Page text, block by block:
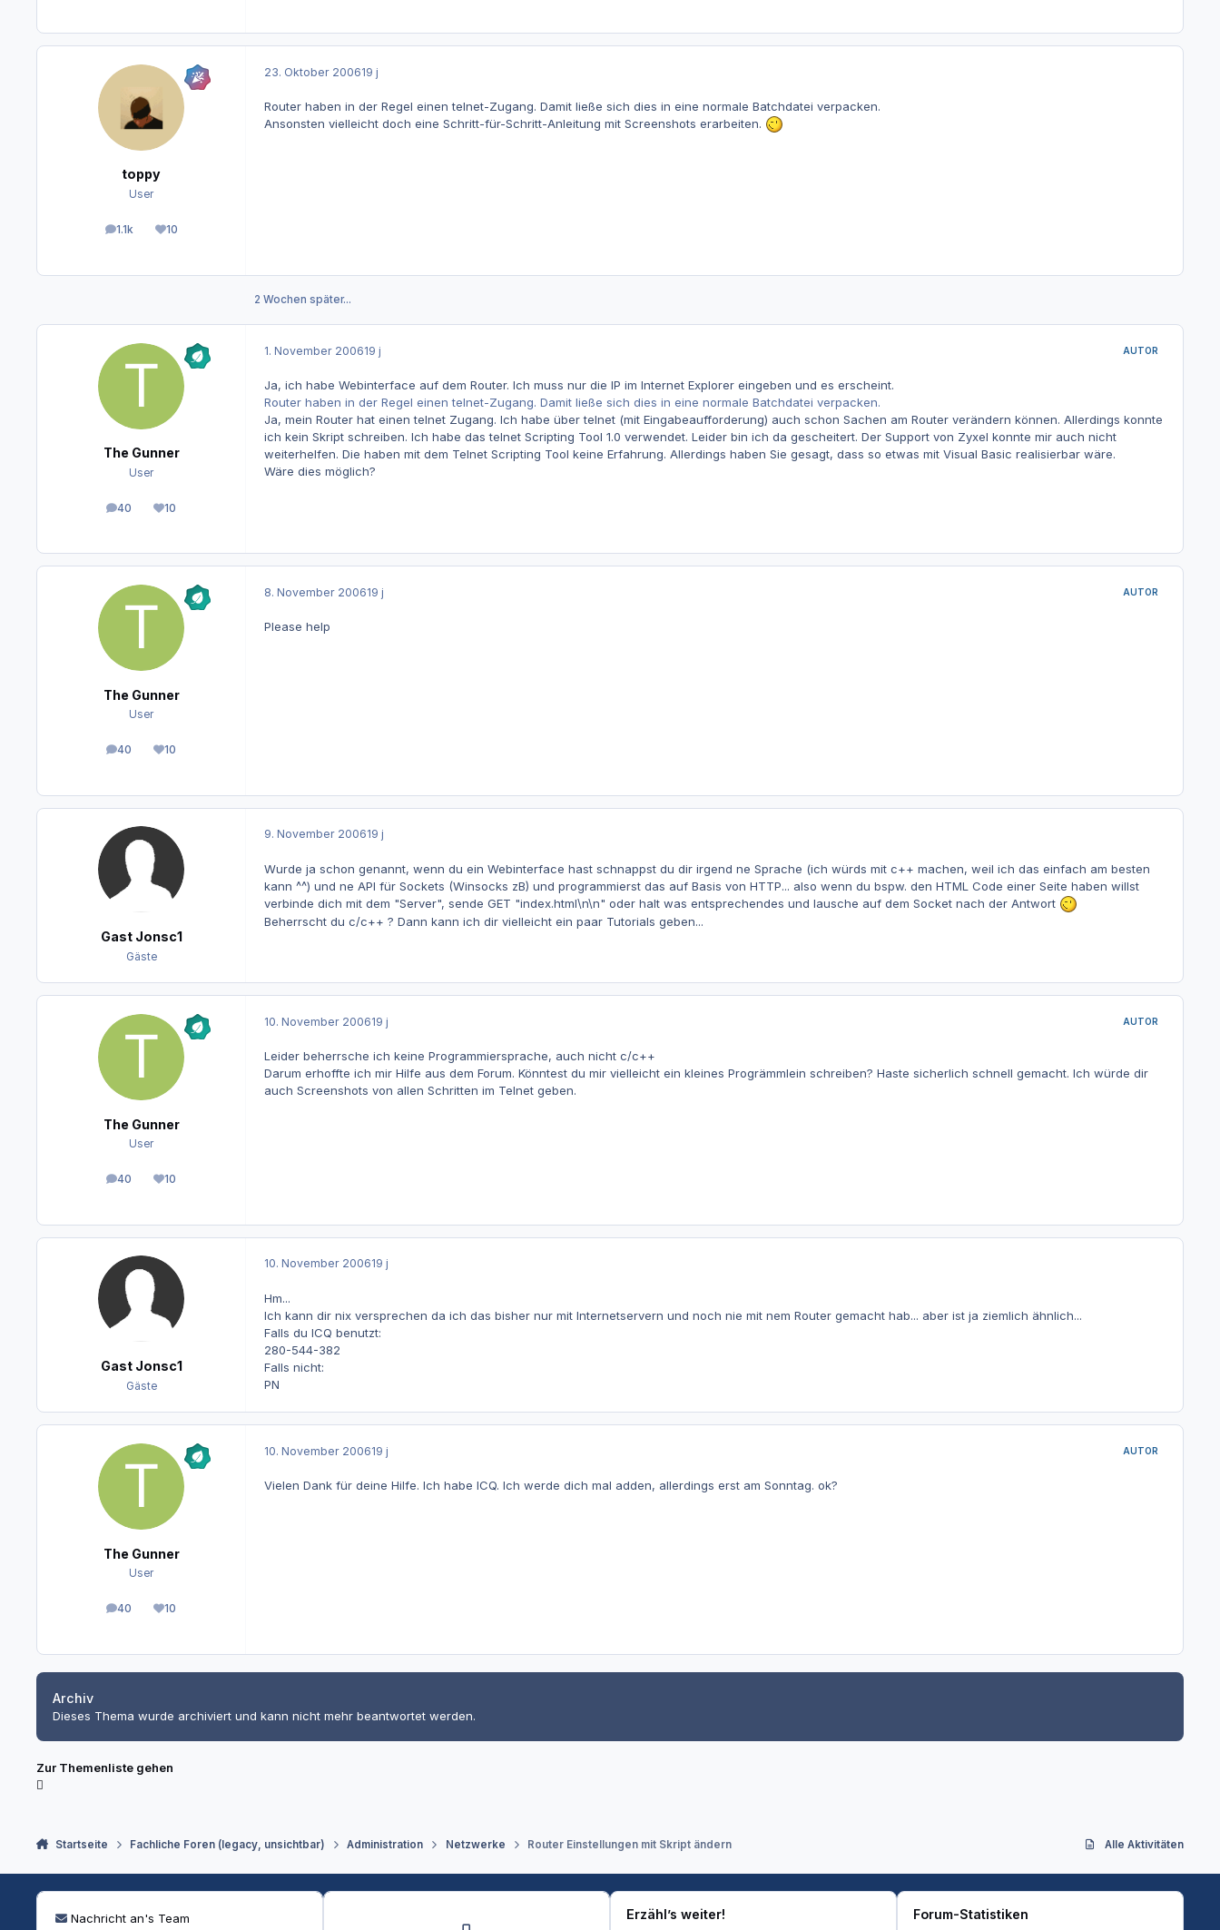
toppy
User
1.1k
Beiträge10
Reputation
23. Oktober 200619 j
Router haben in der Regel einen telnet-Zugang. Damit ließe sich dies in eine normale Batchdatei verpacken.
Ansonsten vielleicht doch eine Schritt-für-Schritt-Anleitung mit Screenshots erarbeiten.
2 Wochen später...
The Gunner
User
40
Beiträge10
Reputation
1. November 200619 j AUTOR
Ja, ich habe Webinterface auf dem Router. Ich muss nur die IP im Internet Explorer eingeben und es erscheint.
Router haben in der Regel einen telnet-Zugang. Damit ließe sich dies in eine normale Batchdatei verpacken.
Ja, mein Router hat einen telnet Zugang. Ich habe über telnet (mit Eingabeaufforderung) auch schon Sachen am Router verändern können. Allerdings konnte
ich kein Skript schreiben. Ich habe das telnet Scripting Tool 1.0 verwendet. Leider bin ich da gescheitert. Der Support von Zyxel konnte mir auch nicht
weiterhelfen. Die haben mit dem Telnet Scripting Tool keine Erfahrung. Allerdings haben Sie gesagt, dass so etwas mit Visual Basic realisierbar wäre.
Wäre dies möglich?
The Gunner
User
40
Beiträge10
Reputation
8. November 200619 j AUTOR
Please help
Gast Jonsc1
Gäste
9. November 200619 j
Wurde ja schon genannt, wenn du ein Webinterface hast schnappst du dir irgend ne Sprache (ich würds mit c++ machen, weil ich das einfach am besten
kann ^^) und ne API für Sockets (Winsocks zB) und programmierst das auf Basis von HTTP... also wenn du bspw. den HTML Code einer Seite haben willst
verbinde dich mit dem "Server", sende GET "index.html\n\n" oder halt was entsprechendes und lausche auf dem Socket nach der Antwort
Beherrscht du c/c++ ? Dann kann ich dir vielleicht ein paar Tutorials geben...
The Gunner
User
40
Beiträge10
Reputation
10. November 200619 j AUTOR
Leider beherrsche ich keine Programmiersprache, auch nicht c/c++
Darum erhoffte ich mir Hilfe aus dem Forum. Könntest du mir vielleicht ein kleines Progrämmlein schreiben? Haste sicherlich schnell gemacht. Ich würde dir
auch Screenshots von allen Schritten im Telnet geben.
Gast Jonsc1
Gäste
10. November 200619 j
Hm...
Ich kann dir nix versprechen da ich das bisher nur mit Internetservern und noch nie mit nem Router gemacht hab... aber ist ja ziemlich ähnlich...
Falls du ICQ benutzt:
280-544-382
Falls nicht:
PN
The Gunner
User
40
Beiträge10
Reputation
10. November 200619 j AUTOR
Vielen Dank für deine Hilfe. Ich habe ICQ. Ich werde dich mal adden, allerdings erst am Sonntag. ok?
Archiv
Dieses Thema wurde archiviert und kann nicht mehr beantwortet werden.
Zur Themenliste gehen
Startseite Fachliche Foren (legacy, unsichtbar) Administration Netzwerke Router Einstellungen mit Skript ändern Alle Aktivitäten
Nachricht an's Team
Erzähl’s weiter! Forum-Statistiken